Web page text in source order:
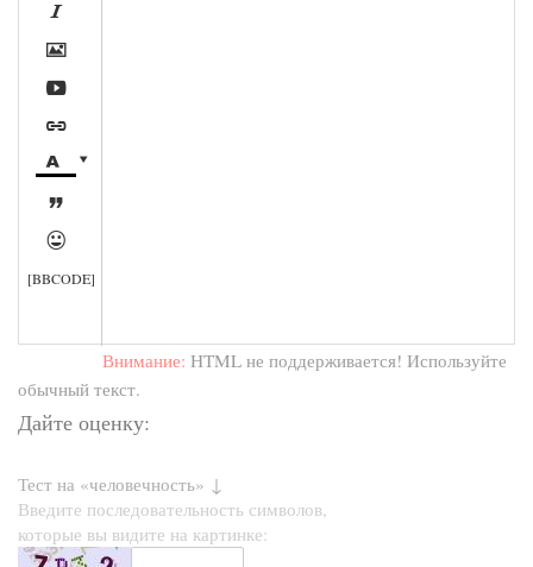








[BBCODE]
Внимание: HTML не поддерживается! Используйте
обычный текст.
Дайте оценку:
Тест на «человечность» ↓
Введите последовательность символов,
которые вы видите на картинке: